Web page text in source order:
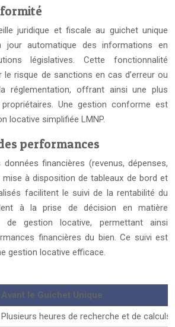
juridique et fiscale au guichet unique
automatique des informations en
législatives. Cette fonctionnalité
risque de sanctions en cas d’erreur ou
réglementation, offrant ainsi une plus
Une gestion conforme est
locative simplifiée LMNP.
performances
financières (revenus, dépenses,
à disposition de tableaux de bord et
facilitent le suivi de la rentabilité du
à la prise de décision en matière
de gestion locative, permettant ainsi
financières du bien. Ce suivi est
gestion locative efficace.
Avant le Guichet Unique
Plusieurs heures de recherche et de calculs